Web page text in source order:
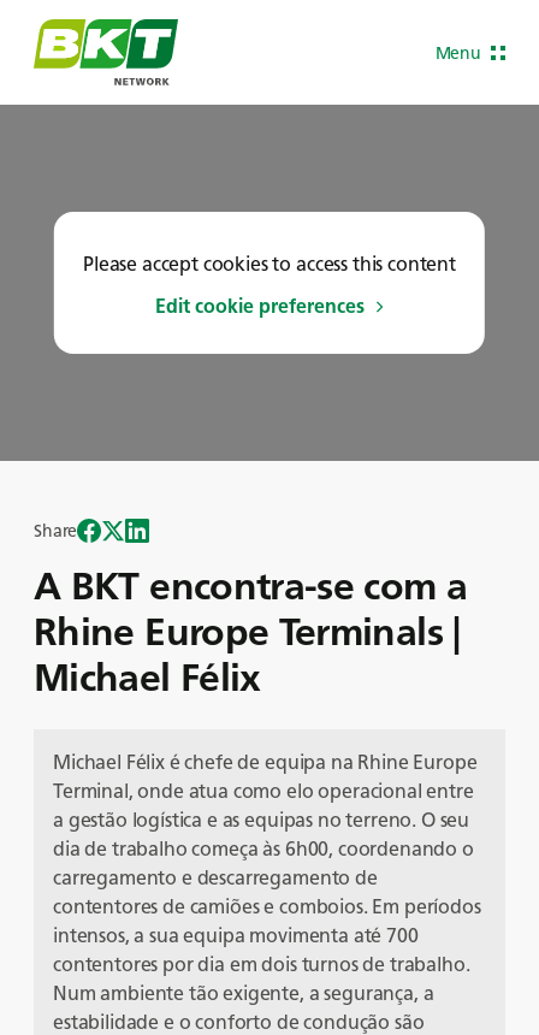
Menu
Please accept cookies to access this content
Edit cookie preferences
A BKT encontra-se com a
Rhine Europe Terminals |
Michael Félix
Share
Michael Félix é chefe de equipa na Rhine Europe
Terminal, onde atua como elo operacional entre
a gestão logística e as equipas no terreno. O seu
dia de trabalho começa às 6h00, coordenando o
carregamento e descarregamento de
contentores de camiões e comboios. Em períodos
intensos, a sua equipa movimenta até 700
contentores por dia em dois turnos de trabalho.
Num ambiente tão exigente, a segurança, a
estabilidade e o conforto de condução são